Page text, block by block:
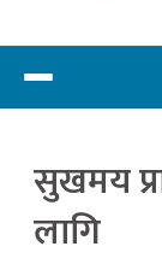
सुखमय
लागि